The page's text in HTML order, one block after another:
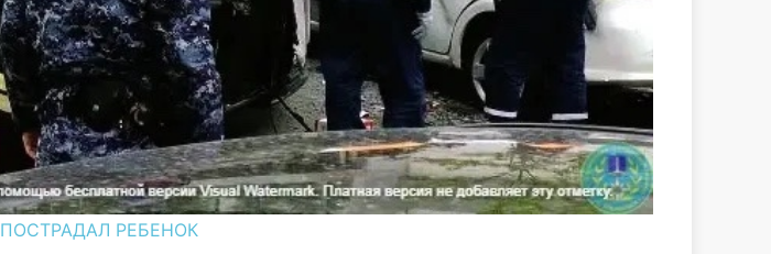
ПОСТРАДАЛ РЕБЕНОК